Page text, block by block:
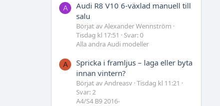
A
Audi R8 V10 6-växlad manuell till
salu
Börjat av Alexander Wennström
Tisdag kl 17:51
Svar: 0
Alla andra Audi modeller
A
Spricka i framljus – laga eller byta
innan vintern?
Börjat av Andreasv Tisdag kl 11:21
Svar: 2
A4/S4 B9 2016-